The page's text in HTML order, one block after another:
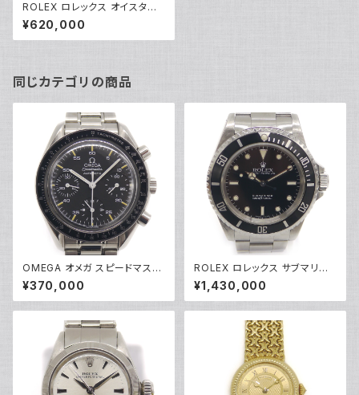
ROLEX ロレックス オイスター
パーペチュアル 76094 A番 S
S 自動巻き ブルー文字盤 レディ
ースウォッチ Y04845
¥620,000
同じカテゴリの商品
OMEGA オメガ スピードマスタ
ー オートマチック 3510.50 自
動巻き クロノグラフ Y05155
¥370,000
ROLEX ロレックス サブマリー
ナ 14060 自動巻き N番 ダイバ
ーズウォッチ 黒文字盤 Y05143
¥1,430,000